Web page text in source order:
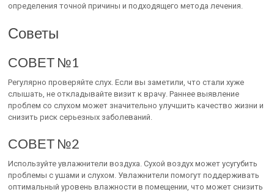
определения точной причины и подходящего метода лечения.
Советы
СОВЕТ №1
Регулярно проверяйте слух. Если вы заметили, что стали хуже
слышать, не откладывайте визит к врачу. Раннее выявление
проблем со слухом может значительно улучшить качество жизни и
снизить риск серьезных заболеваний.
СОВЕТ №2
Используйте увлажнители воздуха. Сухой воздух может усугубить
проблемы с ушами и слухом. Увлажнители помогут поддерживать
оптимальный уровень влажности в помещении, что может снизить